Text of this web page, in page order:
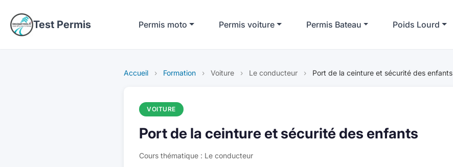
Test Permis Permis moto Permis voiture Permis Bateau Poids Lourd
Accueil › Formation › Voiture › Le conducteur › Port de la ceinture et sécurité des enfants
VOITURE
Port de la ceinture et sécurité des enfants
Cours thématique : Le conducteur